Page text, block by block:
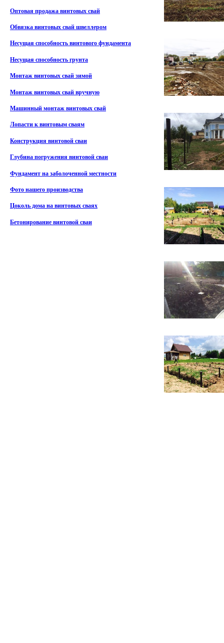
Оптовая продажа винтовых свай
Обвязка винтовых свай швеллером
Несущая способность винтового фундамента
Несущая способность грунта
Монтаж винтовых свай зимой
Монтаж винтовых свай вручную
Машинный монтаж винтовых свай
Лопасти к винтовым сваям
Конструкция винтовой сваи
Глубина погружения винтовой сваи
Фундамент на заболоченной местности
Фото нашего производства
Цоколь дома на винтовых сваях
Бетонирование винтовой сваи